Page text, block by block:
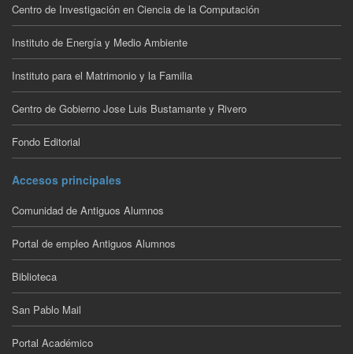
Centro de Investigación en Ciencia de la Computación
Instituto de Energía y Medio Ambiente
Instituto para el Matrimonio y la Familia
Centro de Gobierno Jose Luis Bustamante y Rivero
Fondo Editorial
Accesos principales
Comunidad de Antiguos Alumnos
Portal de empleo Antiguos Alumnos
Biblioteca
San Pablo Mail
Portal Académico